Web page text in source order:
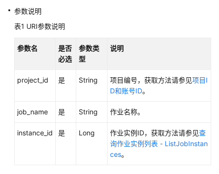
用
指
最
践
API
参数说明
表1 URI参数说明
参数名
是否
必选
参数类
型
说明
project_id 是 String 项目编号，获取方法请参见项目I
D和账号ID。
job_name 是 String 作业名称。
instance_id 是 Long 作业实例ID，获取方法请参见查
询作业实例列表 - ListJobInstan
ces。